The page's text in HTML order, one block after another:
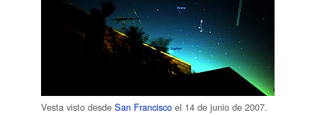
Vesta visto desde San Francisco el 14 de junio de 2007.